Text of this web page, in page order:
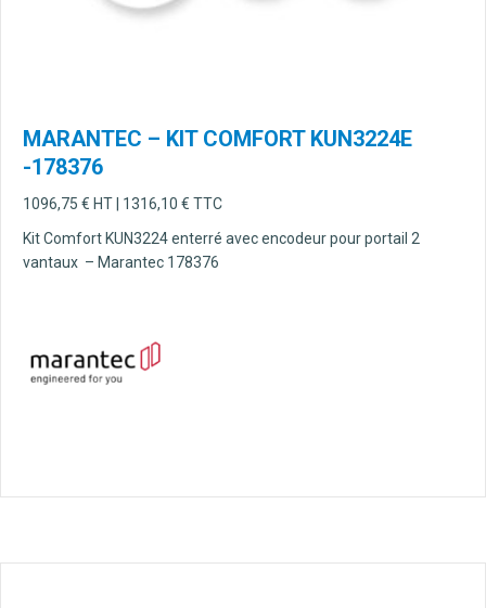
MARANTEC – KIT COMFORT KUN3224E
-178376
1096,75 € HT | 1316,10 € TTC
Kit Comfort KUN3224 enterré avec encodeur pour portail 2
vantaux – Marantec 178376